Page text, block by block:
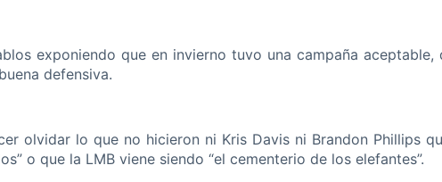
exponiendo que en invierno tuvo una campaña
defensiva.
olvidar lo que no hicieron ni Kris Davis ni Brandon Phillips
o que la LMB viene siendo “el cementerio de los elefantes”.